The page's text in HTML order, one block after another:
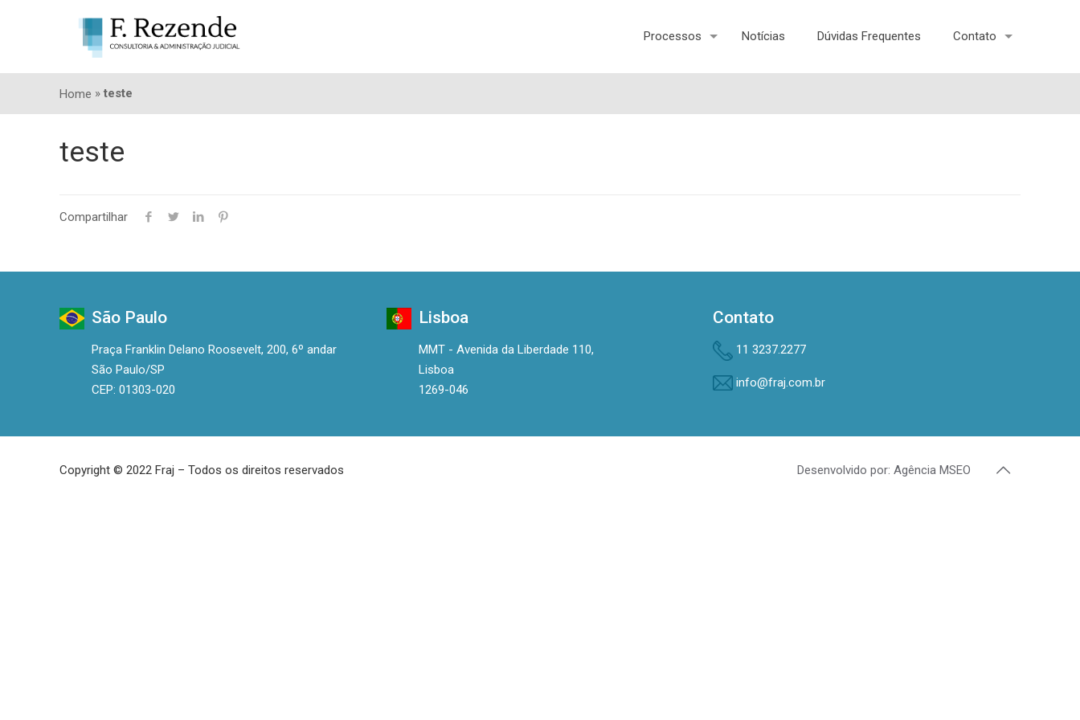
Processos Notícias Dúvidas Frequentes Contato
Home »teste
teste
Compartilhar
São Paulo
Praça Franklin Delano Roosevelt, 200, 6º andar
São Paulo/SP
CEP: 01303-020
Lisboa
MMT - Avenida da Liberdade 110,
Lisboa
1269-046
Contato
11 3237.2277
info@fraj.com.br
Copyright © 2022 Fraj – Todos os direitos reservados Desenvolvido por: Agência MSEO